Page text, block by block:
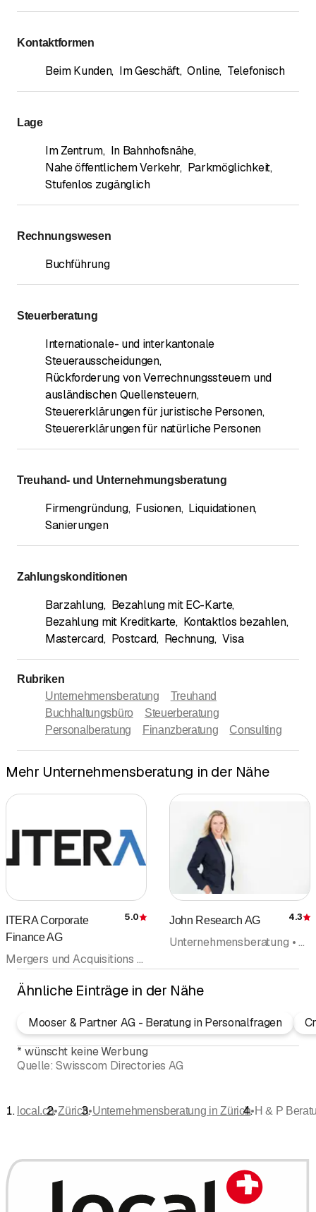
Kontaktformen
Beim Kunden, Im Geschäft, Online, Telefonisch
Lage
Im Zentrum, In Bahnhofsnähe,
Nahe öffentlichem Verkehr, Parkmöglichkeit,
Stufenlos zugänglich
Rechnungswesen
Buchführung
Steuerberatung
Internationale- und interkantonale
Steuerausscheidungen,
Rückforderung von Verrechnungssteuern und
ausländischen Quellensteuern,
Steuererklärungen für juristische Personen,
Steuererklärungen für natürliche Personen
Treuhand- und Unternehmungsberatung
Firmengründung, Fusionen, Liquidationen,
Sanierungen
Zahlungskonditionen
Barzahlung, Bezahlung mit EC-Karte,
Bezahlung mit Kreditkarte, Kontaktlos bezahlen,
Mastercard, Postcard, Rechnung, Visa
Rubriken
Unternehmensberatung
Treuhand
Buchhaltungsbüro
Steuerberatung
Personalberatung
Finanzberatung Consulting
Mehr Unternehmensberatung in der Nähe
ITERA Corporate
Finance AG
Bewertung
5.0
Mergers und Acquisitions • Unternehmensnachfolge • Unternehmensberatung • Steuerberatung • Finanzberatung
John Research AG 4.3
Unternehmensberatung • Rekrutierung • Personalberatung • Consulting • Stellenvermittlungsbüro • Personalvermittlung
Ähnliche Einträge in der Nähe
Mooser & Partner AG - Beratung in Personalfragen
*wünscht keine Werbung
Quelle: Swisscom Directories AG
local.ch•Zürich•Unternehmensberatung in Zürich•H & P